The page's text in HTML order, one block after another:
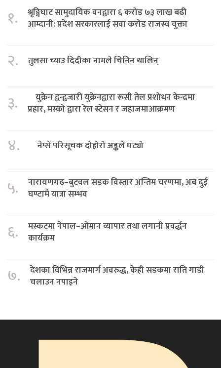
१.
श्रृङ्गिघाट सामुदायिक वनद्वारा ६ करोड ७३ लाख बढी
आम्दानी: प्रदेश सरकारलाई सवा करोड राजस्व चुक्ता
२. तुलसा च्याउ दिदीका नामले चिनिन थालिन्
३.
युक्रेन द्वन्द्वजारी युक्रेनद्वारा रूसी तेल प्रशोधन केन्द्रमा
प्रहार, मस्को द्वारा रेल स्टेसन र जहाजमाआक्रमण
४. नेप्से परिसूचक दोहोरो अङ्कले घट्यो
५.
नारायणगढ–बुटवल सडक विस्तार अन्तिम चरणमा, अब दुई
घण्टामै यात्रा सम्भव
६.
मस्कटमा नेपाल–ओमान व्यापार तथा लगानी प्रवर्द्धन
कार्यक्रम
७.
देशका विभिन्न राजमार्ग अवरुद्ध, केही सडकमा राति गाडी
चलाउन नपाइने